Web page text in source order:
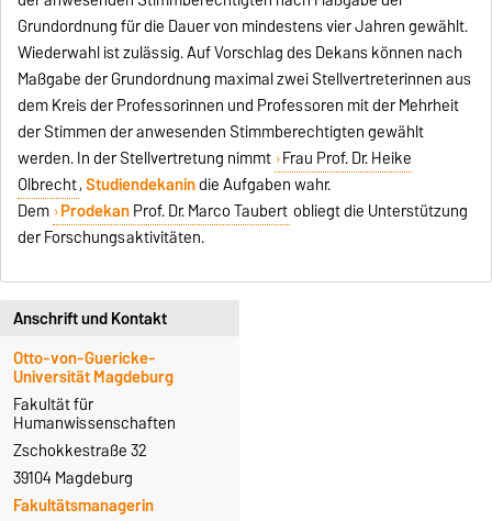
Grundordnung für die Dauer von mindestens vier Jahren gewählt.
Wiederwahl ist zulässig. Auf Vorschlag des Dekans können nach
Maßgabe der Grundordnung maximal zwei Stellvertreterinnen aus
dem Kreis der Professorinnen und Professoren mit der Mehrheit
der Stimmen der anwesenden Stimmberechtigten gewählt
werden. In der Stellvertretung nimmt Frau Prof. Dr. Heike
Olbrecht,Studiendekanindie Aufgaben wahr.
Dem ProdekanProf. Dr. Marco Taubert obliegt die Unterstützung
der Forschungsaktivitäten.
Anschrift und Kontakt
Otto-von-Guericke-
Universität Magdeburg
Fakultät für
Humanwissenschaften
Zschokkestraße 32
39104 Magdeburg
Fakultätsmanagerin